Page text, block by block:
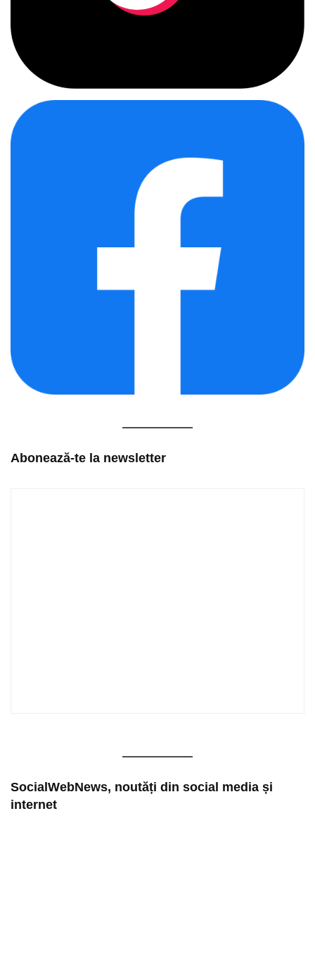
Abonează-te la newsletter
SocialWebNews, noutăți din social media și
internet